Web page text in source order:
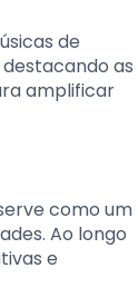
de
as
amplificar
como um
Ao longo
e